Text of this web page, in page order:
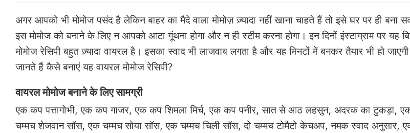
अगर आपको भी मोमोज पसंद है लेकिन बाहर का मैदे वाला मोमोज़ ज़्यादा नहीं खाना चाहते हैं तो इसे घर पर ही बना
इस मोमोज को बनाने के लिए न आपको आटा गूंथना होगा और न ही स्टीम करना होगा। इन दिनों इंस्टाग्राम पर यह
मोमोज रेसिपी बहुत ज़्यादा वायरल है। इसका स्वाद भी लाजवाब लगता है और यह मिनटों में बनकर तैयार भी हो
जानते हैं कैसे बनाएं यह वायरल मोमोज रेसिपी?
वायरल मोमोज बनाने के लिए सामग्री
एक कप पत्तागोभी, एक कप गाजर, एक कप शिमला मिर्च, एक कप पनीर, सात से आठ लहसुन, अदरक का टुकड़ा,
चम्मच शेजवान सॉस, एक चम्मच सोया सॉस, एक चम्मच चिली सॉस, दो चम्मच टोमैटो केचअप, नमक स्वाद अनुसार,